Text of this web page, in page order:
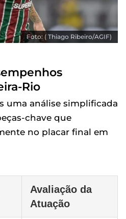
Foto: ( Thiago Ribeiro/AGIF)
Rio
uma análise simplificada
chave que
no placar final em
Avaliação da
Atuação